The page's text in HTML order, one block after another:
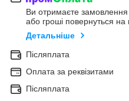
Ви отримаєте замовлення
або гроші повернуться на
Детальніше
Післяплата
Оплата за реквізитами
Післяплата